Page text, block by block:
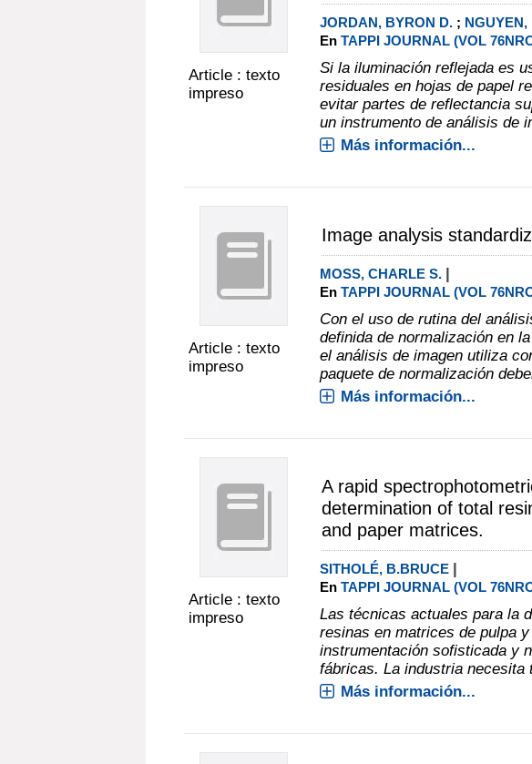
Article : texto
impreso
JORDAN, BYRON D. ; NGUYEN,
EnTAPPI JOURNAL (VOL
Si la iluminación reflejada es
residuales en hojas de papel
evitar partes de reflectancia
un instrumento de análisis de
Más información...
Article : texto
impreso
Image analysis
MOSS, CHARLE S. |
EnTAPPI JOURNAL (VOL
Con el uso de rutina del
definida de normalización en
el análisis de imagen utiliza
paquete de normalización
Más información...
Article : texto
impreso
A rapid
determination of total
and paper matrices.
SITHOLÉ, B.BRUCE |
EnTAPPI JOURNAL (VOL
Las técnicas actuales para la
resinas en matrices de pulpa
instrumentación sofisticada y
fábricas. La industria
Más información...